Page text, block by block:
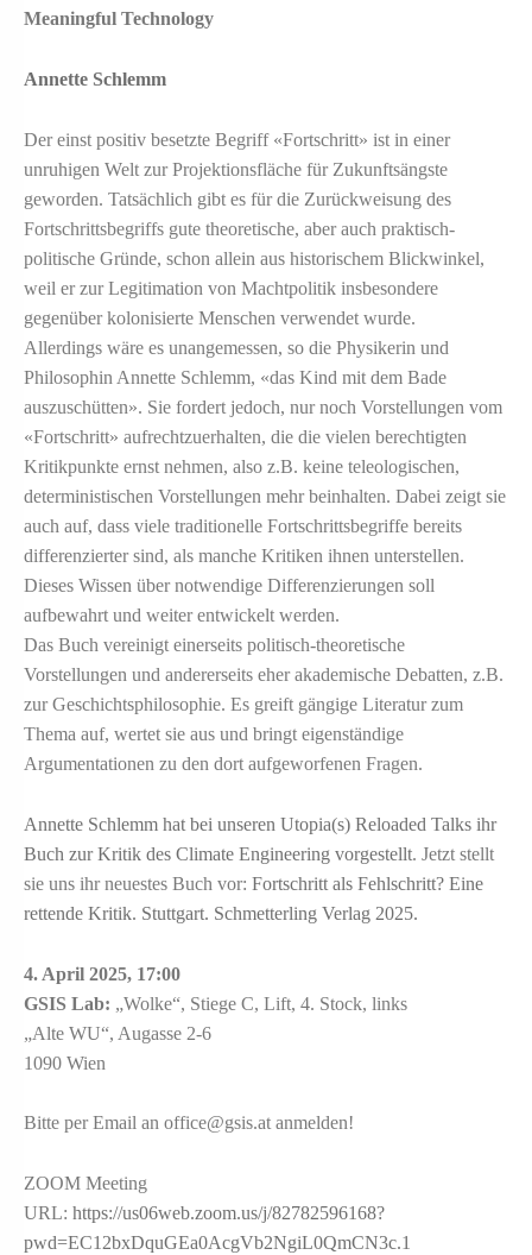
Meaningful Technology
Annette Schlemm
Der einst positiv besetzte Begriff «Fortschritt» ist in einer
unruhigen Welt zur Projektionsfläche für Zukunftsängste
geworden. Tatsächlich gibt es für die Zurückweisung des
Fortschrittsbegriffs gute theoretische, aber auch praktisch-
politische Gründe, schon allein aus historischem Blickwinkel,
weil er zur Legitimation von Machtpolitik insbesondere
gegenüber kolonisierte Menschen verwendet wurde.
Allerdings wäre es unangemessen, so die Physikerin und
Philosophin Annette Schlemm, «das Kind mit dem Bade
auszuschütten». Sie fordert jedoch, nur noch Vorstellungen vom
«Fortschritt» aufrechtzuerhalten, die die vielen berechtigten
Kritikpunkte ernst nehmen, also z.B. keine teleologischen,
deterministischen Vorstellungen mehr beinhalten. Dabei zeigt sie
auch auf, dass viele traditionelle Fortschrittsbegriffe bereits
differenzierter sind, als manche Kritiken ihnen unterstellen.
Dieses Wissen über notwendige Differenzierungen soll
aufbewahrt und weiter entwickelt werden.
Das Buch vereinigt einerseits politisch-theoretische
Vorstellungen und andererseits eher akademische Debatten, z.B.
zur Geschichtsphilosophie. Es greift gängige Literatur zum
Thema auf, wertet sie aus und bringt eigenständige
Argumentationen zu den dort aufgeworfenen Fragen.
Annette Schlemm hat bei unseren Utopia(s) Reloaded Talks ihr
Buch zur Kritik des Climate Engineering vorgestellt. Jetzt stellt
sie uns ihr neuestes Buch vor: Fortschritt als Fehlschritt? Eine
rettende Kritik. Stuttgart. Schmetterling Verlag 2025.
4. April 2025, 17:00
GSIS Lab: „Wolke“, Stiege C, Lift, 4. Stock, links
„Alte WU“, Augasse 2-6
1090 Wien
Bitte per Email an office@gsis.at anmelden!
ZOOM Meeting
URL: https://us06web.zoom.us/j/82782596168?
pwd=EC12bxDquGEa0AcgVb2NgiL0QmCN3c.1